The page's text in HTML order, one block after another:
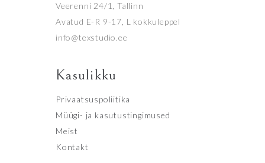
Veerenni 24/1, Tallinn
Avatud E-R 9-17, L kokkuleppel
info@texstudio.ee
Kasulikku
Privaatsuspoliitika
Müügi- ja kasutustingimused
Meist
Kontakt